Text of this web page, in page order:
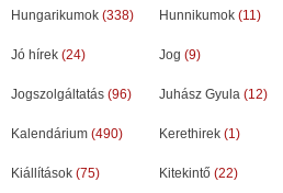
Hungarikumok (338) Hunnikumok (11)
Jó hírek (24) Jog (9)
Jogszolgáltatás (96) Juhász Gyula (12)
Kalendárium (490) Kerethirek (1)
Kiállítások (75) Kitekintő (22)